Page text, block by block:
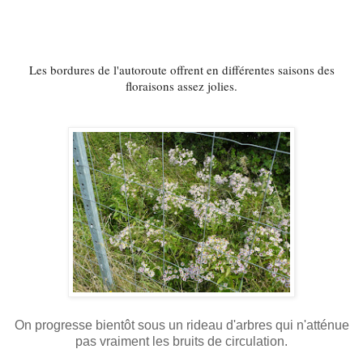
Les bordures de l'autoroute offrent en différentes saisons des
floraisons assez jolies.
On progresse bientôt sous un rideau d'arbres qui n'atténue
pas vraiment les bruits de circulation.